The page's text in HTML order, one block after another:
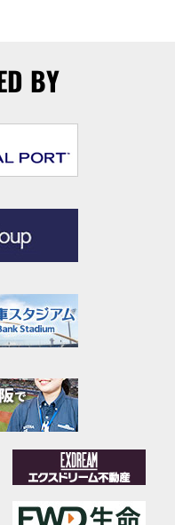
BY